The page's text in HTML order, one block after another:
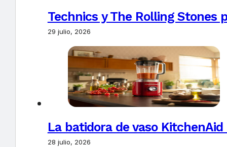
Technics y The Rolling Stones
29 julio, 2026
La batidora de vaso
28 julio, 2026